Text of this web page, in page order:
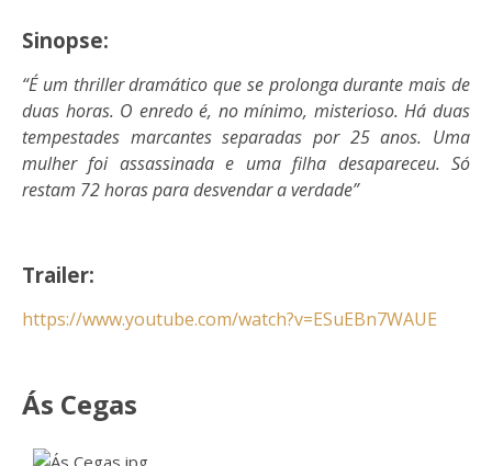
Sinopse:
“É um thriller dramático que se prolonga durante mais de
duas horas. O enredo é, no mínimo, misterioso. Há duas
tempestades marcantes separadas por 25 anos. Uma
mulher foi assassinada e uma filha desapareceu. Só
restam 72 horas para desvendar a verdade”
Trailer:
https://www.youtube.com/watch?v=ESuEBn7WAUE
Ás Cegas